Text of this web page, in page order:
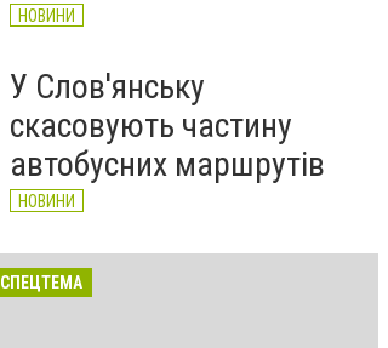
НОВИНИ
У Слов'янську
скасовують частину
автобусних маршрутів
НОВИНИ
СПЕЦТЕМА